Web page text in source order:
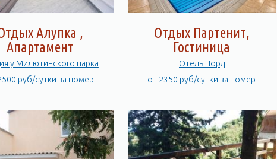
Алупка ,
Апартамент
у Милютинского парка
руб/сутки за номер
Отдых Партенит,
Гостиница
Отель Норд
от 2350 руб/сутки за номер